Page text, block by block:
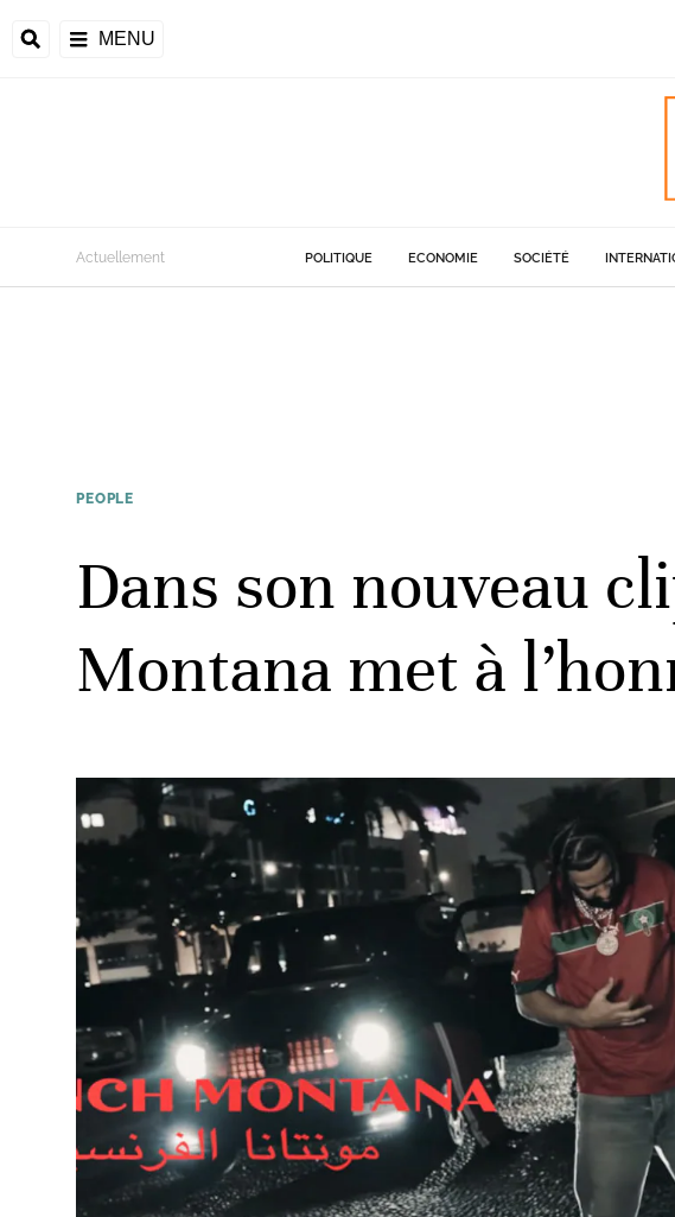
MENU
Actuellement POLITIQUE ECONOMIE SOCIÉTÉ
PEOPLE
Dans son nouveau
Montana met à